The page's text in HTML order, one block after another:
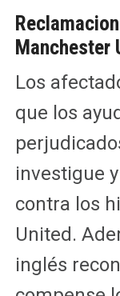
Manchester
Los
que los
investigue
contra los
United.
inglés